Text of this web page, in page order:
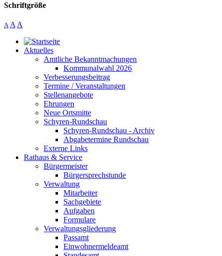
Schriftgröße
A A A
Aktuelles
Amtliche Bekanntmachungen
Kommunalwahl 2026
Verbesserungsbeitrag
Termine / Veranstaltungen
Stellenangebote
Ehrungen
Neue Ortsmitte
Schyren-Rundschau
Schyren-Rundschau - Archiv
Abgabetermine Rundschau
Externe Links
Rathaus & Service
Bürgermeister
Bürgersprechstunde
Verwaltung
Mitarbeiter
Sachgebiete
Aufgaben
Formulare
Verwaltungsgliederung
Passamt
Einwohnermeldeamt